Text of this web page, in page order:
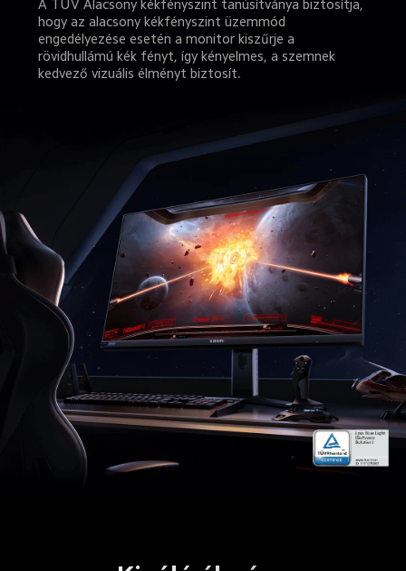
A TÜV Alacsony kékfényszint tanúsítványa biztosítja,
hogy az alacsony kékfényszint üzemmód
engedélyezése esetén a monitor kiszűrje a
rövidhullámú kék fényt, így kényelmes, a szemnek
kedvező vizuális élményt biztosít.